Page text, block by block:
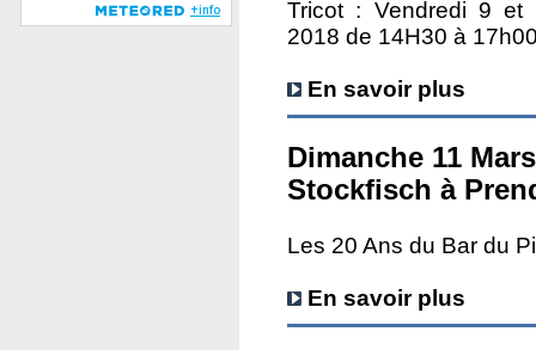
Tricot : Vendredi 9 et
2018 de 14H30 à
En savoir plus
Dimanche 11
Stockfisch à
Les 20 Ans du Bar du
En savoir plus